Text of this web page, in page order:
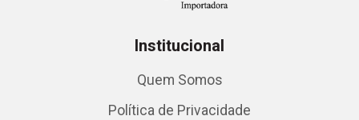
Institucional
Quem Somos
Política de Privacidade